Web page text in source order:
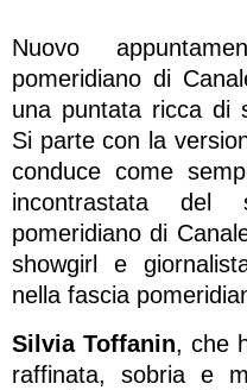
Nuovo
pomeridiano di
una puntata ricca di
Si parte con la
conduce come
incontrastata del
pomeridiano di
showgirl e
nella fascia
Silvia Toffanin, che
raffinata, sobria e